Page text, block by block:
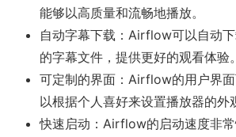
能够以高质量和流畅地播放。
自动字幕下载：Airflow可以自动
的字幕文件，提供更好的观看体验。
可定制的界面：Airflow的用户界
以根据个人喜好来设置播放器的外
快速启动：Airflow的启动速度非